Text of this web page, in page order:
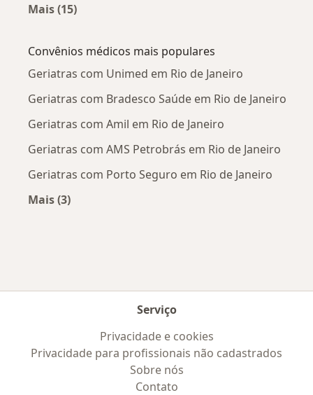
Mais (15)
Convênios médicos mais populares
Geriatras com Unimed em Rio de Janeiro
Geriatras com Bradesco Saúde em Rio de Janeiro
Geriatras com Amil em Rio de Janeiro
Geriatras com AMS Petrobrás em Rio de Janeiro
Geriatras com Porto Seguro em Rio de Janeiro
Mais (3)
Serviço
Privacidade e cookies
Privacidade para profissionais não cadastrados
Sobre nós
Contato